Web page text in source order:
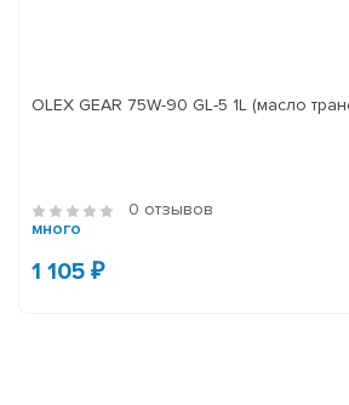
OLEX GEAR 75W-90 GL-5 1L (масло
0 отзывов
много
1 105 ₽